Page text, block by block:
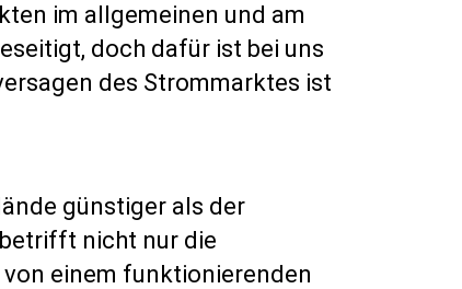
im allgemeinen und am
doch dafür ist bei uns
des Strommarktes ist
günstiger als der
nicht nur die
einem funktionierenden